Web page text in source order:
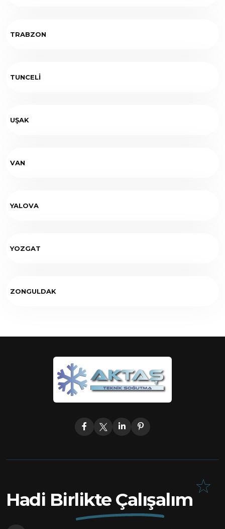
TRABZON
TUNCELİ
UŞAK
VAN
YALOVA
YOZGAT
ZONGULDAK
Hadi Birlikte Çalışalım